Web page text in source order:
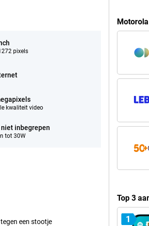
pixels
kwaliteit video
niet inbegrepen
tot 30W
een stootje
Top 3
1